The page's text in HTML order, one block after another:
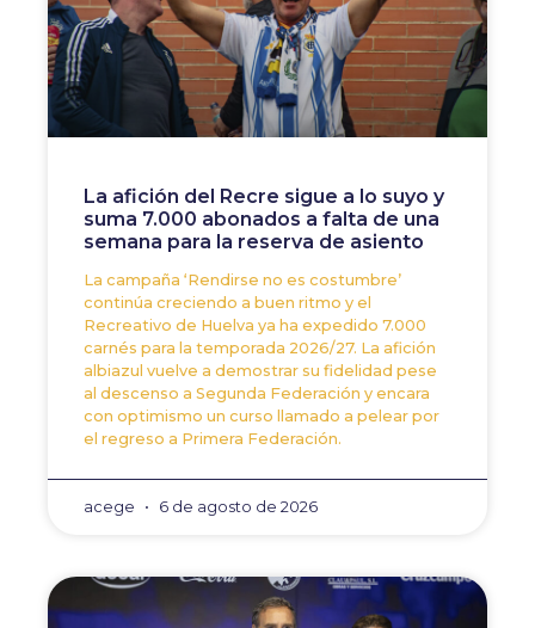
La afición del Recre sigue a lo suyo y
suma 7.000 abonados a falta de una
semana para la reserva de asiento
La campaña ‘Rendirse no es costumbre’
continúa creciendo a buen ritmo y el
Recreativo de Huelva ya ha expedido 7.000
carnés para la temporada 2026/27. La afición
albiazul vuelve a demostrar su fidelidad pese
al descenso a Segunda Federación y encara
con optimismo un curso llamado a pelear por
el regreso a Primera Federación.
acege 6 de agosto de 2026